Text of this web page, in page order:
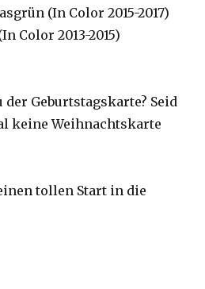
(In Color 2015-2017)
Color 2013-2015)
Geburtstagskarte? Seid
keine Weihnachtskarte
tollen Start in die